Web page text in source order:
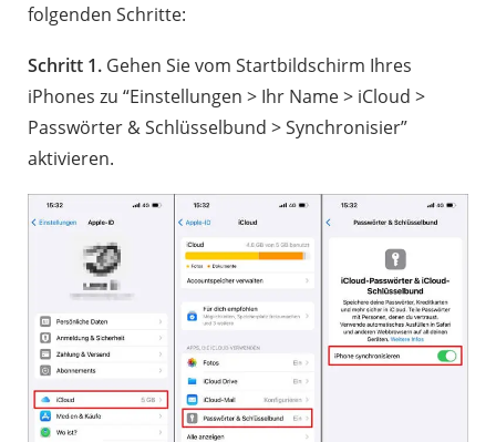
folgenden Schritte:
Schritt 1. Gehen Sie vom Startbildschirm Ihres
iPhones zu “Einstellungen > Ihr Name > iCloud >
Passwörter & Schlüsselbund > Synchronisier”
aktivieren.